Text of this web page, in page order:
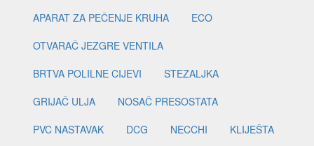
APARAT ZA PEČENJE KRUHA
ECO
OTVARAČ JEZGRE VENTILA
BRTVA POLILNE CIJEVI
STEZALJKA
GRIJAČ ULJA
NOSAČ PRESOSTATA
PVC NASTAVAK
DCG NECCHI
KLIJEŠTA